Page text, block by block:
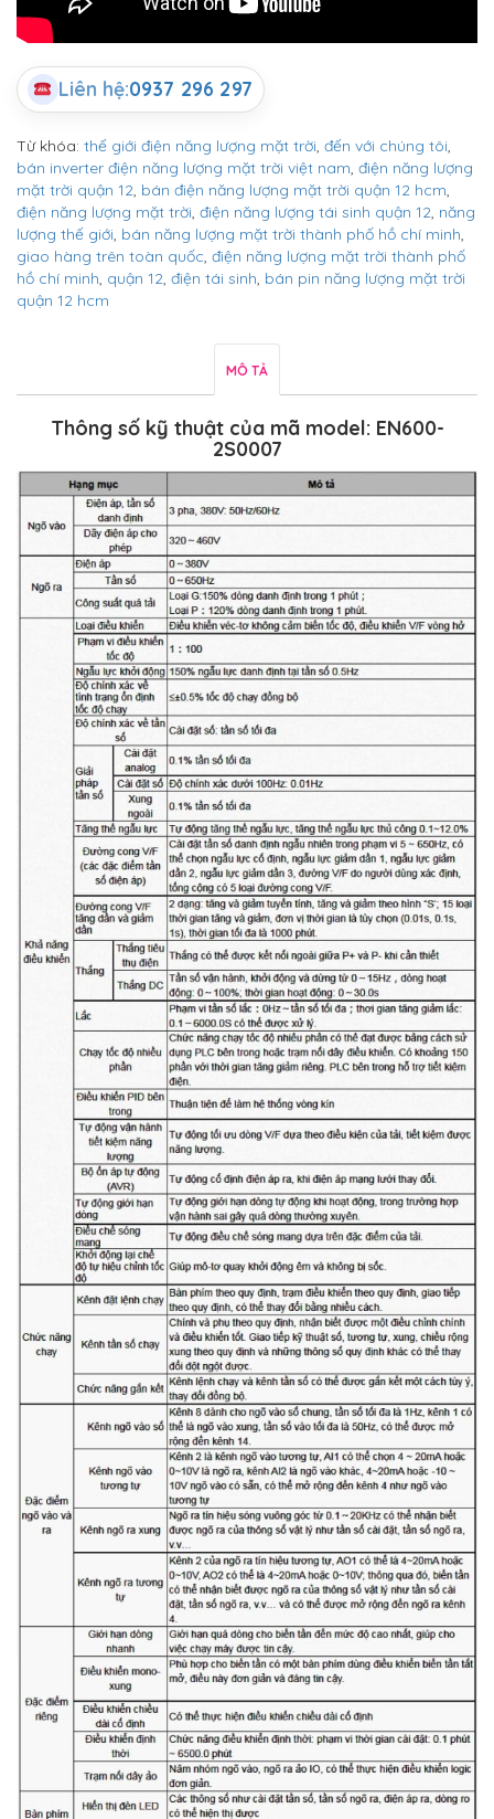
Liên hệ:0937 296 297
Từ khóa: thế giới điện năng lượng mặt trời, đến với chúng tôi,
bán inverter điện năng lượng mặt trời việt nam, điện năng lượng
mặt trời quận 12, bán điện năng lượng mặt trời quận 12 hcm,
điện năng lượng mặt trời, điện năng lượng tái sinh quận 12, năng
lượng thế giới, bán năng lượng mặt trời thành phố hồ chí minh,
giao hàng trên toàn quốc, điện năng lượng mặt trời thành phố
hồ chí minh, quận 12, điện tái sinh, bán pin năng lượng mặt trời
quận 12 hcm
MÔ TẢ
Thông số kỹ thuật của mã model: EN600-
2S0007